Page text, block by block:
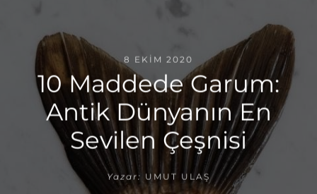
8 EKIM 2020
10 Maddede Garum:
Antik Dünyanın En
Sevilen Çeşnisi
Yazar: UMUT ULAŞ